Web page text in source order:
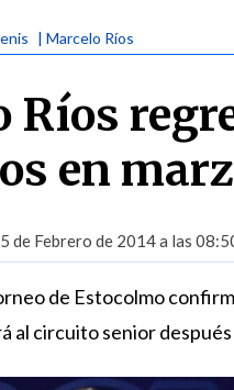
| Marcelo Ríos
Ríos
en
de Febrero de 2014 a las
de Estocolmo
al circuito senior